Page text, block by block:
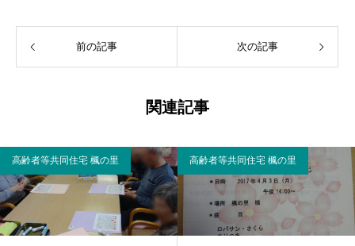
前の記事 次の記事
関連記事
高齢者等共同住宅 楓の里 高齢者等共同住宅 楓の里